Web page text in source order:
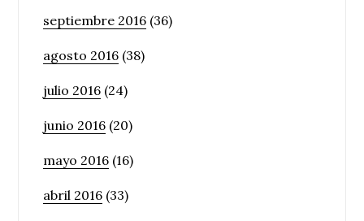
septiembre 2016 (36)
agosto 2016 (38)
julio 2016 (24)
junio 2016 (20)
mayo 2016 (16)
abril 2016 (33)